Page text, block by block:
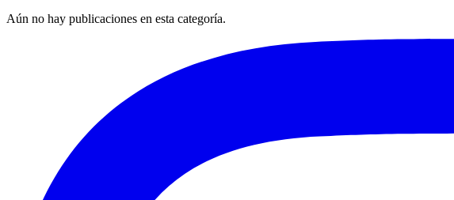
Aún no hay publicaciones en esta categoría.